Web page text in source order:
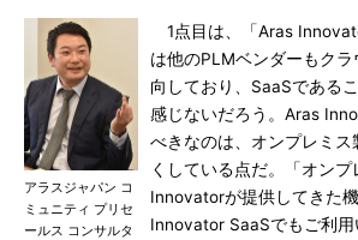
アラスジャパン コ
ミュニティ プリセ
ールス コンサルタ
1点目は、「Aras
は他のPLMベンダーもク
向しており、SaaSである
感じないだろう。Aras
べきなのは、オンプレミス
くしている点だ。「オン
Innovatorが提供してきた
Innovator SaaSでもご利用